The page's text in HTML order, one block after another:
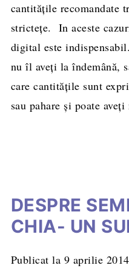
cantitățile recomandate
strictețe. In aceste
digital este
nu îl aveți la îndemână,
care cantităţile sunt
sau pahare şi poate
DESPRE
CHIA- UN
Publicat la 9 aprilie 2014